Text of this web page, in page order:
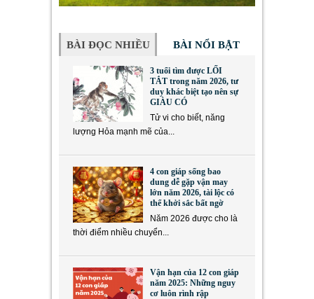
BÀI ĐỌC NHIỀU BÀI NỔI BẬT
3 tuổi tìm được LỐI
TẮT trong năm 2026, tư
duy khác biệt tạo nên sự
GIÀU CÓ
Tử vi cho biết, năng
lượng Hỏa mạnh mẽ của...
4 con giáp sống bao
dung dễ gặp vận may
lớn năm 2026, tài lộc có
thể khởi sắc bất ngờ
Năm 2026 được cho là
thời điểm nhiều chuyển...
Vận hạn của 12 con giáp
năm 2025: Những nguy
cơ luôn rình rập